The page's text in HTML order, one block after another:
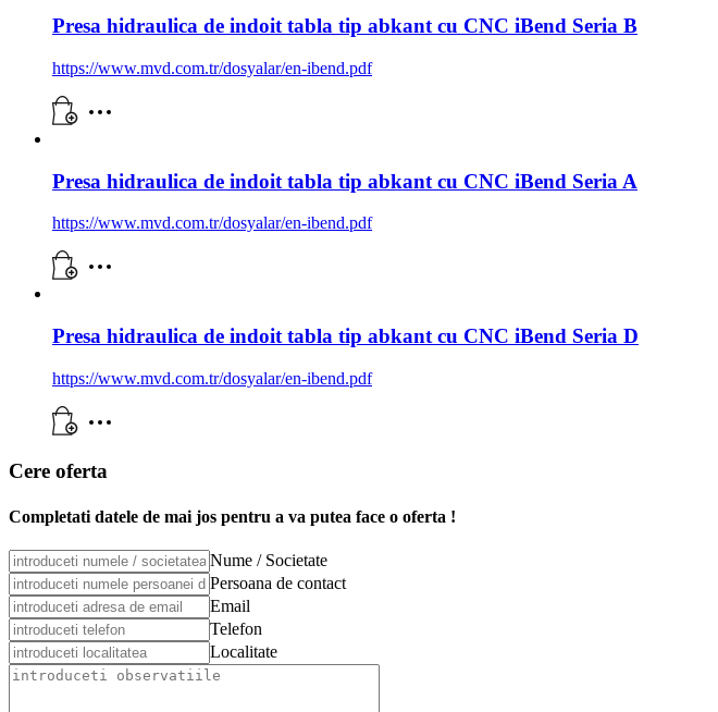
Presa hidraulica de indoit tabla tip abkant cu CNC iBend Seria B
https://www.mvd.com.tr/dosyalar/en-ibend.pdf
Presa hidraulica de indoit tabla tip abkant cu CNC iBend Seria A
https://www.mvd.com.tr/dosyalar/en-ibend.pdf
Presa hidraulica de indoit tabla tip abkant cu CNC iBend Seria D
https://www.mvd.com.tr/dosyalar/en-ibend.pdf
Cere oferta
Completati datele de mai jos pentru a va putea face o oferta !
Nume / Societate
Persoana de contact
Email
Telefon
Localitate